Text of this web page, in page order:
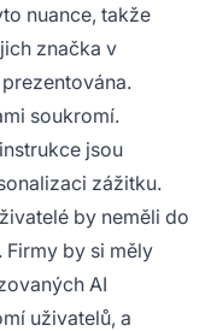
nuance, takže
značka v
soukromí.
jsou
zážitku.
by neměli do
by si měly
AI
uživatelů, a